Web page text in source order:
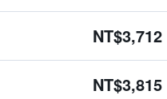
NT$3,712
NT$3,815